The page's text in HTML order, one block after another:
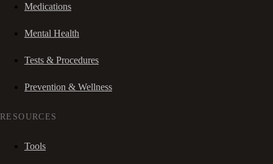
Medications
Mental Health
Tests & Procedures
Prevention & Wellness
RESOURCES
Tools